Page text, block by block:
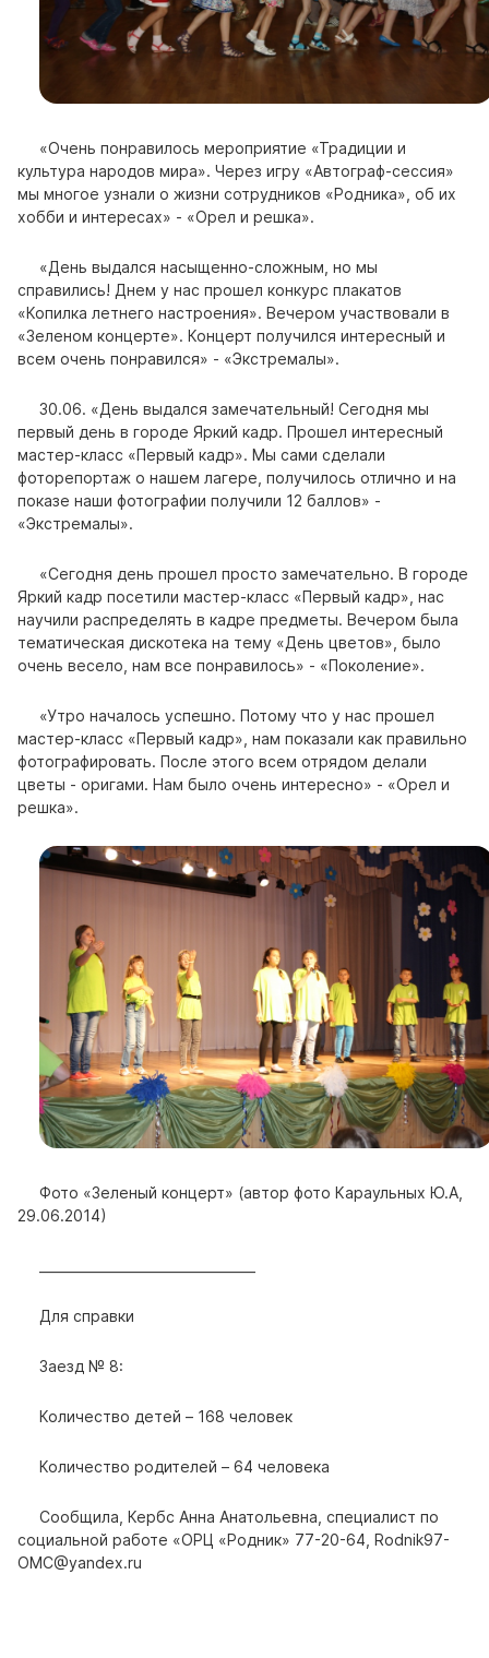
«Очень понравилось мероприятие «Традиции и
культура народов мира». Через игру «Автограф-сессия»
мы многое узнали о жизни сотрудников «Родника», об их
хобби и интересах» - «Орел и решка».
«День выдался насыщенно-сложным, но мы
справились! Днем у нас прошел конкурс плакатов
«Копилка летнего настроения». Вечером участвовали в
«Зеленом концерте». Концерт получился интересный и
всем очень понравился» - «Экстремалы».
30.06. «День выдался замечательный! Сегодня мы
первый день в городе Яркий кадр. Прошел интересный
мастер-класс «Первый кадр». Мы сами сделали
фоторепортаж о нашем лагере, получилось отлично и на
показе наши фотографии получили 12 баллов» -
«Экстремалы».
«Сегодня день прошел просто замечательно. В городе
Яркий кадр посетили мастер-класс «Первый кадр», нас
научили распределять в кадре предметы. Вечером была
тематическая дискотека на тему «День цветов», было
очень весело, нам все понравилось» - «Поколение».
«Утро началось успешно. Потому что у нас прошел
мастер-класс «Первый кадр», нам показали как правильно
фотографировать. После этого всем отрядом делали
цветы - оригами. Нам было очень интересно» - «Орел и
решка».
Фото «Зеленый концерт» (автор фото Караульных Ю.А,
29.06.2014)
Для справки
Заезд № 8:
Количество детей – 168 человек
Количество родителей – 64 человека
Сообщила, Кербс Анна Анатольевна, специалист по
социальной работе «ОРЦ «Родник» 77-20-64, Rodnik97-
ОМС@yаndex.ru